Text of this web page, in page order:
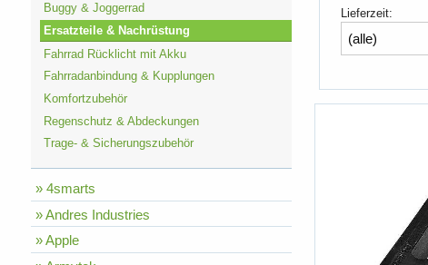
Lieferzeit:
Buggy & Joggerrad
Ersatzteile & Nachrüstung
Fahrrad Rücklicht mit Akku
Fahrradanbindung & Kupplungen
Komfortzubehör
Regenschutz & Abdeckungen
Trage- & Sicherungszubehör
» 4smarts
» Andres Industries
» Apple